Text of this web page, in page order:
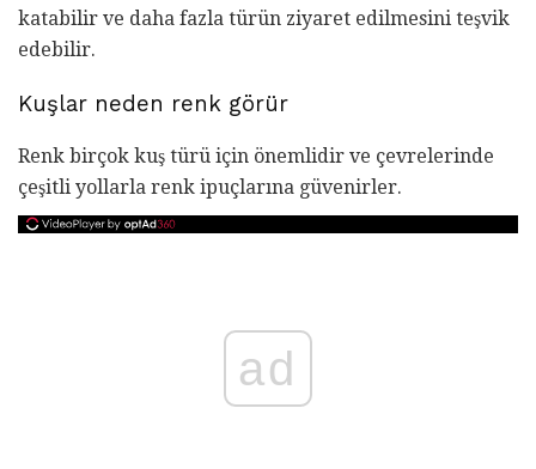
katabilir ve daha fazla türün ziyaret edilmesini teşvik
edebilir.
Kuşlar neden renk görür
Renk birçok kuş türü için önemlidir ve çevrelerinde
çeşitli yollarla renk ipuçlarına güvenirler.
ad